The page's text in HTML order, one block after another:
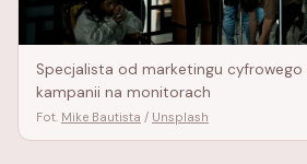
Specjalista od marketingu cyfrowego
kampanii na monitorach
Fot. Mike Bautista / Unsplash